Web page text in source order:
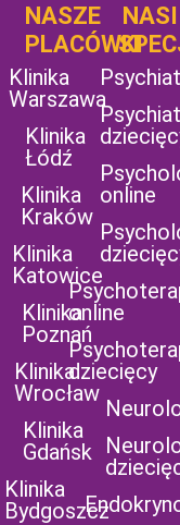
NASZE
PLACÓWKI
Klinika
Warszawa
Klinika
Łódź
Klinika
Kraków
Klinika
Katowice
Klinika
Poznań
Klinika
Wrocław
Klinika
Gdańsk
Klinika
Bydgoszcz
NASI
online
online
dziecięcy